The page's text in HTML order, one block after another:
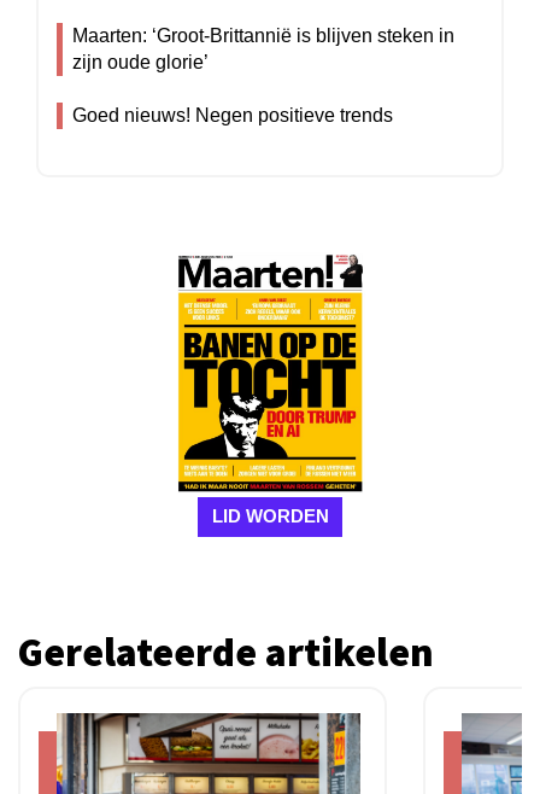
Maarten: ‘Groot-Brittannië is blijven steken in
zijn oude glorie’
Goed nieuws! Negen positieve trends
LID WORDEN
Gerelateerde artikelen